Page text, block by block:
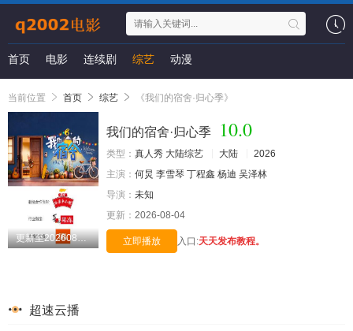
首页 电影 连续剧 综艺 动漫
当前位置 首页 综艺 《我们的宿舍·归心季》
更新至20260804期
我们的宿舍·归心季 10.0
类型： 真人秀 大陆综艺 大陆
2026
主演： 何炅 李雪琴 丁程鑫 杨迪 吴泽林
导演： 未知
更新： 2026-08-04
立即播放 入口:天天发布教程。
超速云播